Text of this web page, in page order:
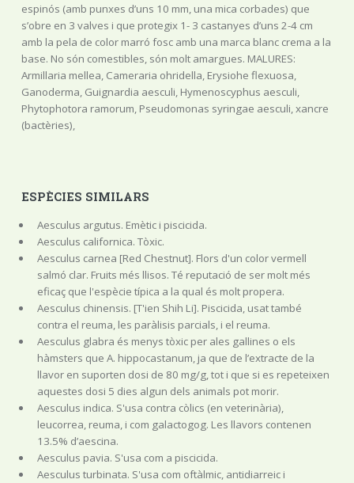
espinós (amb punxes d’uns 10 mm, una mica corbades) que
s’obre en 3 valves i que protegix 1- 3 castanyes d’uns 2-4 cm
amb la pela de color marró fosc amb una marca blanc crema a la
base. No són comestibles, són molt amargues. MALURES:
Armillaria mellea, Cameraria ohridella, Erysiohe flexuosa,
Ganoderma, Guignardia aesculi, Hymenoscyphus aesculi,
Phytophotora ramorum, Pseudomonas syringae aesculi, xancre
(bactèries),
ESPÈCIES SIMILARS
Aesculus argutus. Emètic i piscicida.
Aesculus californica. Tòxic.
Aesculus carnea [Red Chestnut]. Flors d'un color vermell
salmó clar. Fruits més llisos. Té reputació de ser molt més
eficaç que l'espècie típica a la qual és molt propera.
Aesculus chinensis. [T'ien Shih Li]. Piscicida, usat també
contra el reuma, les paràlisis parcials, i el reuma.
Aesculus glabra és menys tòxic per ales gallines o els
hàmsters que A. hippocastanum, ja que de l’extracte de la
llavor en suporten dosi de 80 mg/g, tot i que si es repeteixen
aquestes dosi 5 dies algun dels animals pot morir.
Aesculus indica. S'usa contra còlics (en veterinària),
leucorrea, reuma, i com galactogog. Les llavors contenen
13.5% d’aescina.
Aesculus pavia. S'usa com a piscicida.
Aesculus turbinata. S'usa com oftàlmic, antidiarreic i